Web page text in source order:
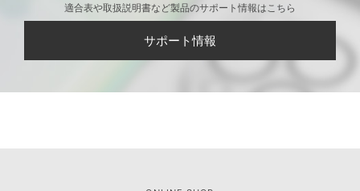
適合表や取扱説明書など製品のサポート情報はこちら
サポート情報